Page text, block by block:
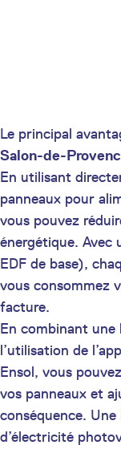
Le principal
Salon-de-
En utilisant
panneaux pour
vous pouvez
énergétique.
EDF de base),
vous consommez
facture.
En combinant une
l’utilisation de
Ensol, vous
vos panneaux et
conséquence.
d’électricité